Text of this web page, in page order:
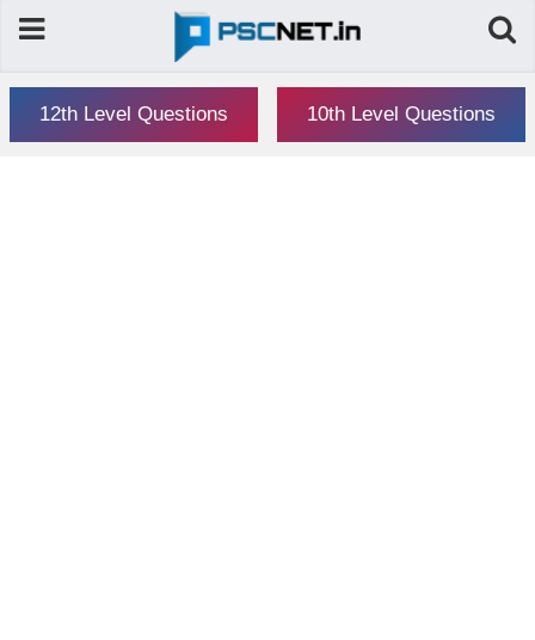
12th Level Questions 10th Level Questions